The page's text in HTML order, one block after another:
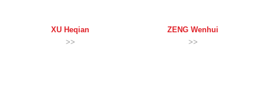
XU Heqian
>>
ZENG Wenhui
>>